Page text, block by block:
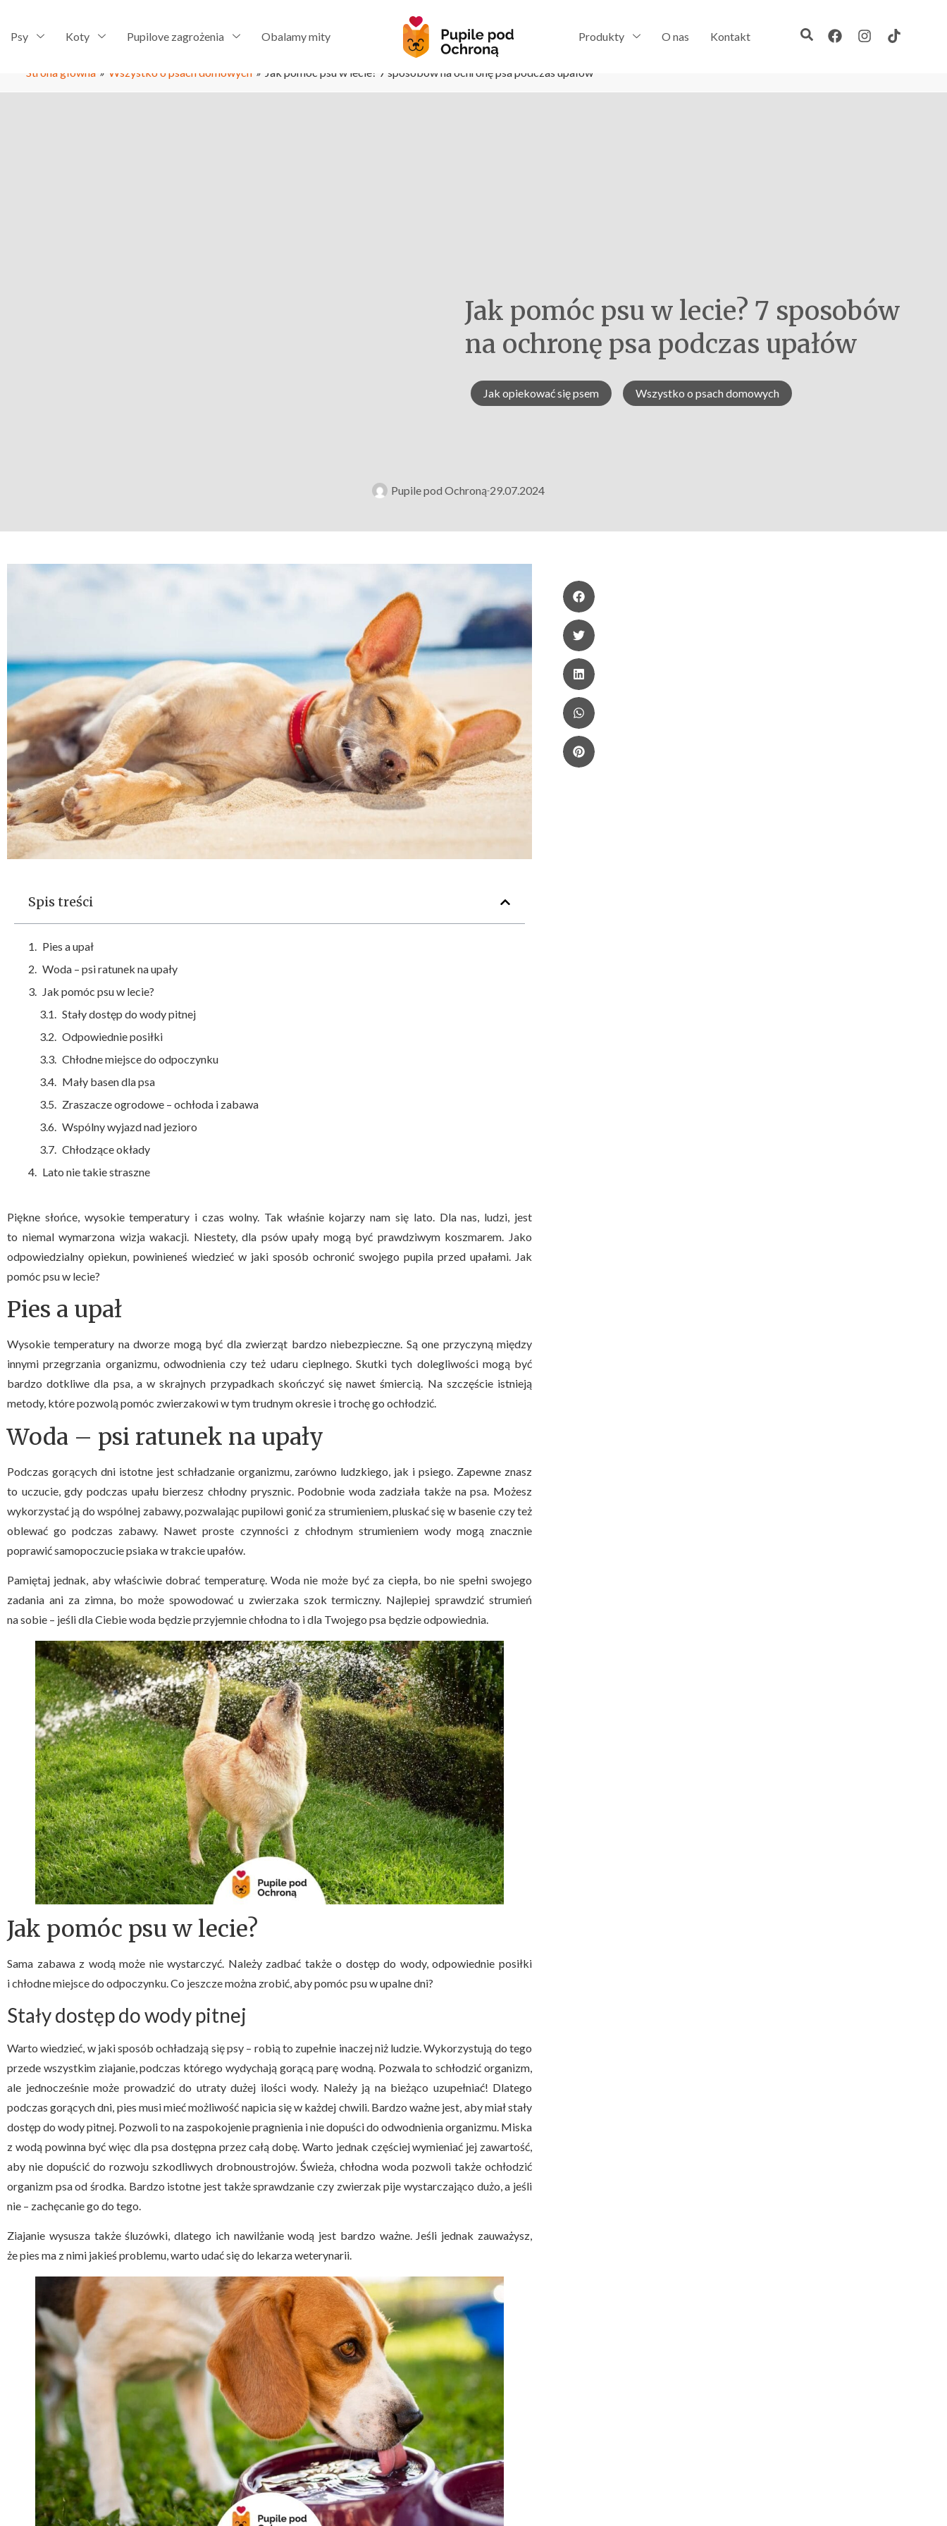
Psy Koty Pupilove zagrożenia Obalamy mity Produkty O nas Kontakt
Strona główna » Wszystko o psach domowych » Jak pomóc psu w lecie? 7 sposobów na ochronę psa podczas upałów
Jak pomóc psu w lecie? 7 sposobów
na ochronę psa podczas upałów
Jak opiekować się psem Wszystko o psach domowych
Pupile pod Ochroną 29.07.2024
Spis treści
Pies a upał
Woda – psi ratunek na upały
Jak pomóc psu w lecie?
Stały dostęp do wody pitnej
Odpowiednie posiłki
Chłodne miejsce do odpoczynku
Mały basen dla psa
Zraszacze ogrodowe – ochłoda i zabawa
Wspólny wyjazd nad jezioro
Chłodzące okłady
Lato nie takie straszne
Piękne słońce, wysokie temperatury i czas wolny. Tak właśnie kojarzy nam się lato. Dla nas, ludzi, jest
to niemal wymarzona wizja wakacji. Niestety, dla psów upały mogą być prawdziwym koszmarem. Jako
odpowiedzialny opiekun, powinieneś wiedzieć w jaki sposób ochronić swojego pupila przed upałami. Jak
pomóc psu w lecie?
Pies a upał
Wysokie temperatury na dworze mogą być dla zwierząt bardzo niebezpieczne. Są one przyczyną między
innymi przegrzania organizmu, odwodnienia czy też udaru cieplnego. Skutki tych dolegliwości mogą być
bardzo dotkliwe dla psa, a w skrajnych przypadkach skończyć się nawet śmiercią. Na szczęście istnieją
metody, które pozwolą pomóc zwierzakowi w tym trudnym okresie i trochę go ochłodzić.
Woda – psi ratunek na upały
Podczas gorących dni istotne jest schładzanie organizmu, zarówno ludzkiego, jak i psiego. Zapewne znasz
to uczucie, gdy podczas upału bierzesz chłodny prysznic. Podobnie woda zadziała także na psa. Możesz
wykorzystać ją do wspólnej zabawy, pozwalając pupilowi gonić za strumieniem, pluskać się w basenie czy też
oblewać go podczas zabawy. Nawet proste czynności z chłodnym strumieniem wody mogą znacznie
poprawić samopoczucie psiaka w trakcie upałów.
Pamiętaj jednak, aby właściwie dobrać temperaturę. Woda nie może być za ciepła, bo nie spełni swojego
zadania ani za zimna, bo może spowodować u zwierzaka szok termiczny. Najlepiej sprawdzić strumień
na sobie – jeśli dla Ciebie woda będzie przyjemnie chłodna to i dla Twojego psa będzie odpowiednia.
Jak pomóc psu w lecie?
Sama zabawa z wodą może nie wystarczyć. Należy zadbać także o dostęp do wody, odpowiednie posiłki
i chłodne miejsce do odpoczynku. Co jeszcze można zrobić, aby pomóc psu w upalne dni?
Stały dostęp do wody pitnej
Warto wiedzieć, w jaki sposób ochładzają się psy – robią to zupełnie inaczej niż ludzie. Wykorzystują do tego
przede wszystkim ziajanie, podczas którego wydychają gorącą parę wodną. Pozwala to schłodzić organizm,
ale jednocześnie może prowadzić do utraty dużej ilości wody. Należy ją na bieżąco uzupełniać! Dlatego
podczas gorących dni, pies musi mieć możliwość napicia się w każdej chwili. Bardzo ważne jest, aby miał stały
dostęp do wody pitnej. Pozwoli to na zaspokojenie pragnienia i nie dopuści do odwodnienia organizmu. Miska
z wodą powinna być więc dla psa dostępna przez całą dobę. Warto jednak częściej wymieniać jej zawartość,
aby nie dopuścić do rozwoju szkodliwych drobnoustrojów. Świeża, chłodna woda pozwoli także ochłodzić
organizm psa od środka. Bardzo istotne jest także sprawdzanie czy zwierzak pije wystarczająco dużo, a jeśli
nie – zachęcanie go do tego.
Ziajanie wysusza także śluzówki, dlatego ich nawilżanie wodą jest bardzo ważne. Jeśli jednak zauważysz,
że pies ma z nimi jakieś problemu, warto udać się do lekarza weterynarii.